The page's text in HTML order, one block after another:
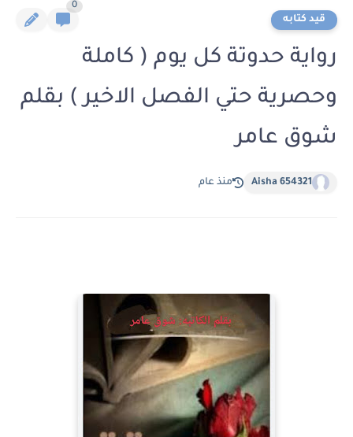
قيد كتابه
0
رواية حدوتة كل يوم ( كاملة
وحصرية حتي الفصل الاخير ) بقلم
شوق عامر
Aisha 654321 منذ عام